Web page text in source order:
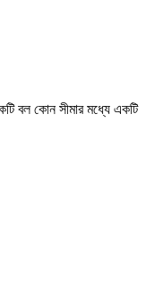
বল কোন সীমার মধ্যে একটি